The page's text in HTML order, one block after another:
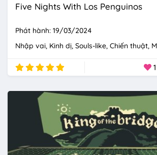
Five Nights With Los Penguinos
Phát hành: 19/03/2024
Nhập vai Kinh dị Souls-like Chiến thuật
1